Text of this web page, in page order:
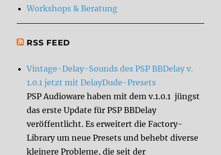
Workshops & Beratung
RSS FEED
Vintage-Delay-Sounds des PSP BBDelay v.
1.0.1 jetzt mit DelayDude-Presets
PSP Audioware haben mit dem v.1.0.1 jüngst
das erste Update für PSP BBDelay
veröffentlicht. Es erweitert die Factory-
Library um neue Presets und behebt diverse
kleinere Probleme, die seit der